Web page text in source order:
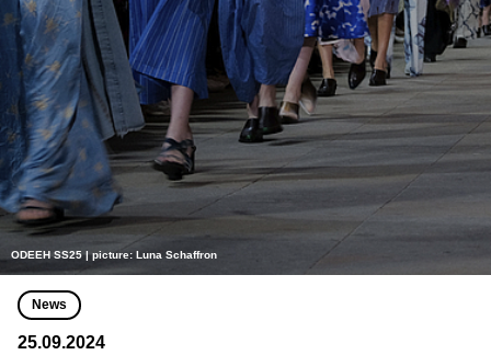
ODEEH SS25 | picture: Luna Schaffron
News
25.09.2024